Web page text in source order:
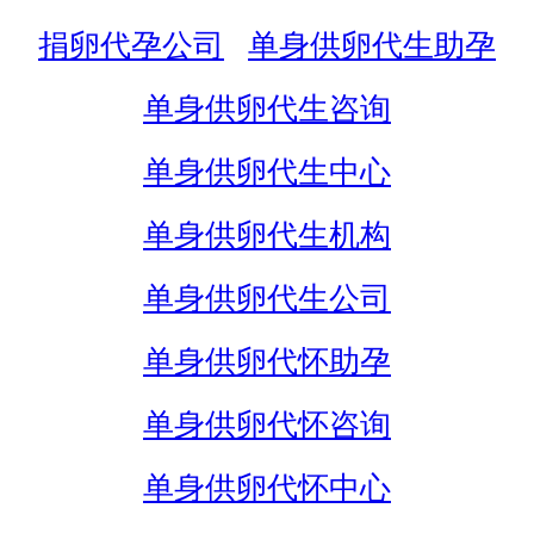
捐卵代孕公司
单身供卵代生助孕
单身供卵代生咨询
单身供卵代生中心
单身供卵代生机构
单身供卵代生公司
单身供卵代怀助孕
单身供卵代怀咨询
单身供卵代怀中心